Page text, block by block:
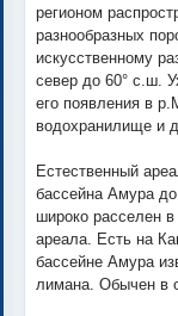
регионом
разнообразных
искусственному
север до 60° с.ш.
его появления в
водохранилище и
Естественный
бассейна Амура
широко расселен в
ареала. Есть на
бассейне Амура
лимана. Обычен в